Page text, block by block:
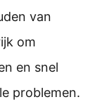
van
om
en snel
problemen.